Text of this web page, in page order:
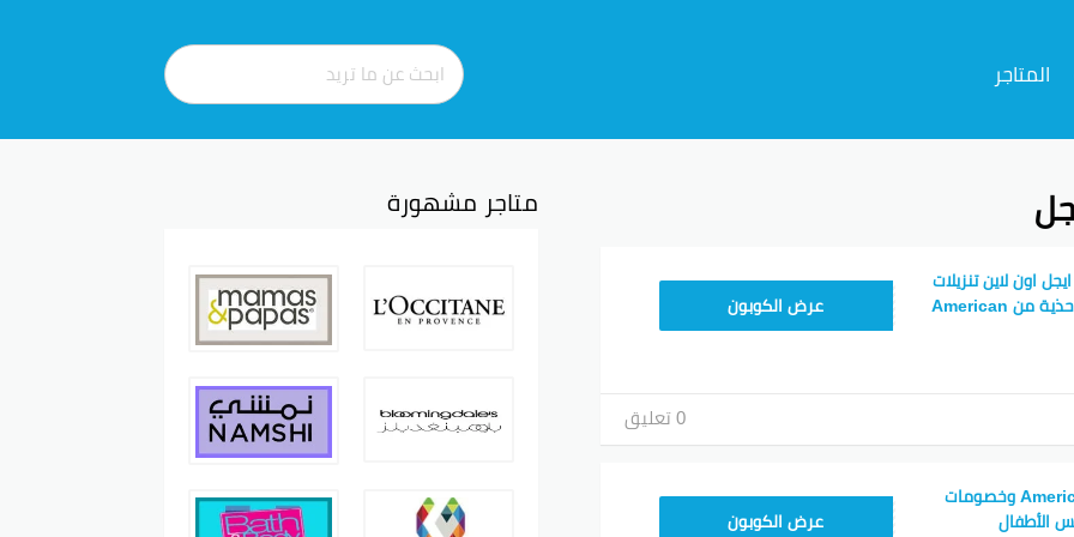
المتاجر
اون لاين تنزيلات
تزيد عن 58% على الأحذية من American
عرض الكوبون
0 تعليق
كود خصم American Eagle وخصومات
عرض الكوبون
متاجر مشهورة